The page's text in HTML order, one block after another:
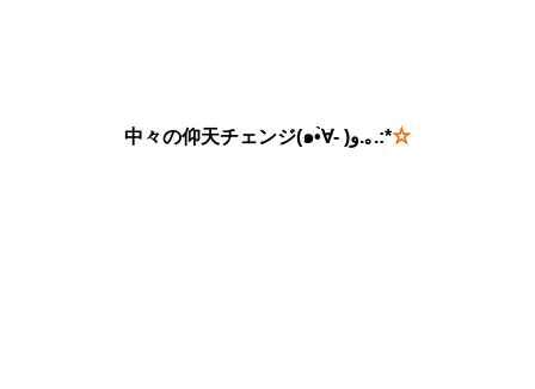
中々の仰天チェンジ(๑•̀∀- )و.｡.:*☆